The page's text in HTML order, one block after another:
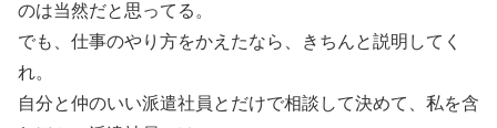
のは当然だと思ってる。
でも、仕事のやり方をかえたなら、きちんと説明してく
れ。
自分と仲のいい派遣社員とだけで相談して決めて、私を含